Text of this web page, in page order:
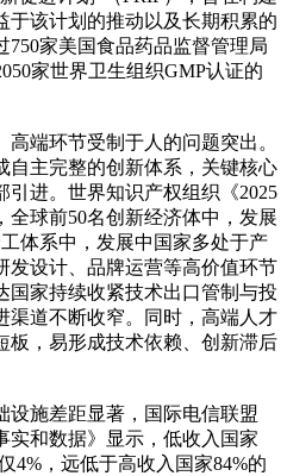
于该计划的推动以及长期积累的
750家美国食品药品监督管理局
家世界卫生组织GMP认证的
端环节受制于人的问题突出。
自主完整的创新体系，关键核心
进。世界知识产权组织《2025
全球前50名创新经济体中，发展
体系中，发展中国家多处于产
发设计、品牌运营等高价值环节
国家持续收紧技术出口管制与投
渠道不断收窄。同时，高端人才
板，易形成技术依赖、创新滞后
设施差距显著，国际电信联盟
实和数据》显示，低收入国家
4%，远低于高收入国家84%的